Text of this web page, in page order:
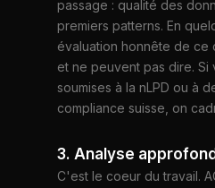
passage : qualité des
premiers patterns. En
évaluation honnête de
et ne peuvent pas dire. Si
soumises à la nLPD ou à
compliance suisse, on
3. Analyse
C'est le coeur du travail.